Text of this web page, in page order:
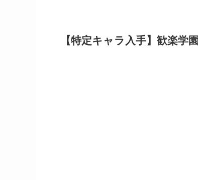
【特定キャラ入手】歓楽学園